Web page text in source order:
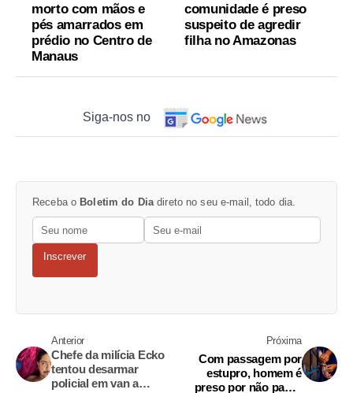
morto com mãos e
pés amarrados em
prédio no Centro de
Manaus
comunidade é preso
suspeito de agredir
filha no Amazonas
Siga-nos no
Receba o Boletim do Dia direto no seu e-mail, todo dia.
Inscrever
Anterior
Chefe da milícia Ecko
tentou desarmar
policial em van a
Próxima
Com passagem por
estupro, homem é
preso por não pagar